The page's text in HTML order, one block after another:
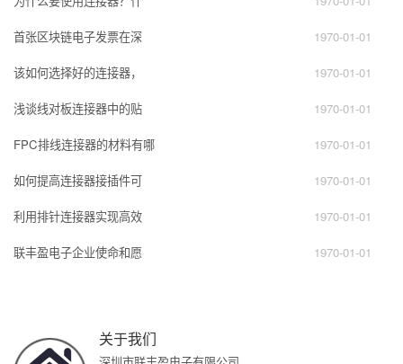
首张区块链电子发票在深 1970-01-01
该如何选择好的连接器， 1970-01-01
浅谈线对板连接器中的贴 1970-01-01
FPC排线连接器的材料有哪 1970-01-01
如何提高连接器接插件可 1970-01-01
利用排针连接器实现高效 1970-01-01
联丰盈电子企业使命和愿 1970-01-01
关于我们